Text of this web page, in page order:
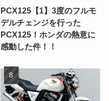
PCX125【1】3度のフルモ
デルチェンジを行った
PCX125！ホンダの熱意に
感動した件！！